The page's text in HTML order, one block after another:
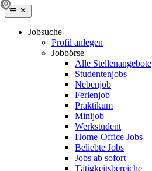
Jobsuche
Profil anlegen
Jobbörse
Alle Stellenangebote
Studentenjobs
Nebenjob
Ferienjob
Praktikum
Minijob
Werkstudent
Home-Office Jobs
Beliebte Jobs
Jobs ab sofort
Tätigkeitsbereiche